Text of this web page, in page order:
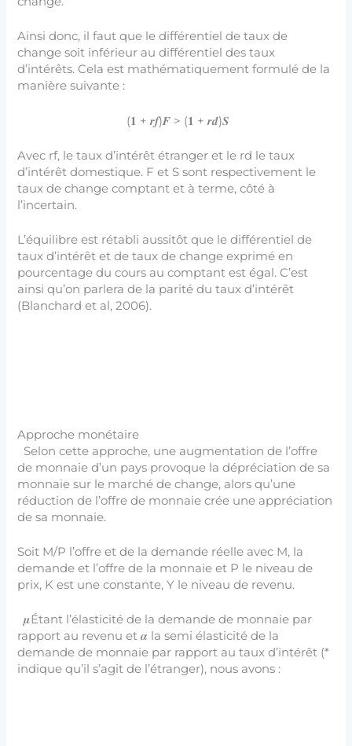
Ainsi donc, il faut que le différentiel de taux de
change soit inférieur au différentiel des taux
d’intérêts. Cela est mathématiquement formulé de la
manière suivante :
(𝟏 + 𝒓𝒇)𝑭 > (𝟏 + 𝒓𝒅)𝑺
Avec rf, le taux d’intérêt étranger et le rd le taux
d’intérêt domestique. F et S sont respectivement le
taux de change comptant et à terme, côté à
l’incertain.
L’équilibre est rétabli aussitôt que le différentiel de
taux d’intérêt et de taux de change exprimé en
pourcentage du cours au comptant est égal. C’est
ainsi qu’on parlera de la parité du taux d’intérêt
(Blanchard et al, 2006).
Approche monétaire
Selon cette approche, une augmentation de l’offre
de monnaie d’un pays provoque la dépréciation de sa
monnaie sur le marché de change, alors qu’une
réduction de l’offre de monnaie crée une appréciation
de sa monnaie.
Soit M/P l’offre et de la demande réelle avec M, la
demande et l’offre de la monnaie et P le niveau de
prix, K est une constante, Y le niveau de revenu.
𝝁Étant l’élasticité de la demande de monnaie par
rapport au revenu et 𝜶 la semi élasticité de la
demande de monnaie par rapport au taux d’intérêt (*
indique qu’il s’agit de l’étranger), nous avons :